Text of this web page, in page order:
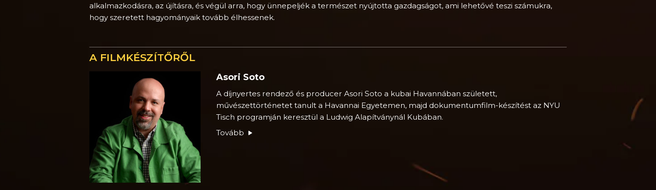
alkalmazkodásra, az újításra, és végül arra, hogy ünnepeljék a természet nyújtotta gazdagságot, ami lehetővé teszi számukra,
hogy szeretett hagyományaik tovább élhessenek.
A FILMKÉSZÍTŐRŐL
Asori Soto
A díjnyertes rendező és producer Asori Soto a kubai Havannában született,
művészettörténetet tanult a Havannai Egyetemen, majd dokumentumfilm-készítést az NYU
Tisch programján keresztül a Ludwig Alapítványnál Kubában.
Tovább